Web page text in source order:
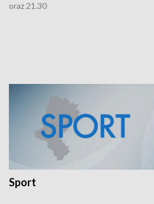
oraz 21.30
Sport